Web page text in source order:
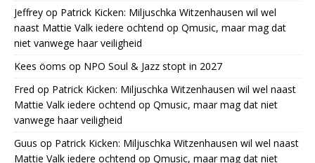
Jeffrey op Patrick Kicken: Miljuschka Witzenhausen wil wel
naast Mattie Valk iedere ochtend op Qmusic, maar mag dat
niet vanwege haar veiligheid
Kees öoms op NPO Soul & Jazz stopt in 2027
Fred op Patrick Kicken: Miljuschka Witzenhausen wil wel naast
Mattie Valk iedere ochtend op Qmusic, maar mag dat niet
vanwege haar veiligheid
Guus op Patrick Kicken: Miljuschka Witzenhausen wil wel naast
Mattie Valk iedere ochtend op Qmusic, maar mag dat niet